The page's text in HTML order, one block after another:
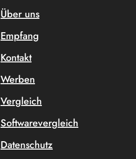
Über uns
Empfang
Kontakt
Werben
Vergleich
Softwarevergleich
Datenschutz